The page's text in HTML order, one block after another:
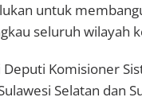
untuk
seluruh wilayah
Komisioner
Selatan dan